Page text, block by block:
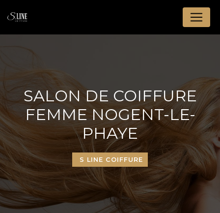
SALON DE COIFFURE
FEMME NOGENT-LE-
PHAYE
S LINE COIFFURE